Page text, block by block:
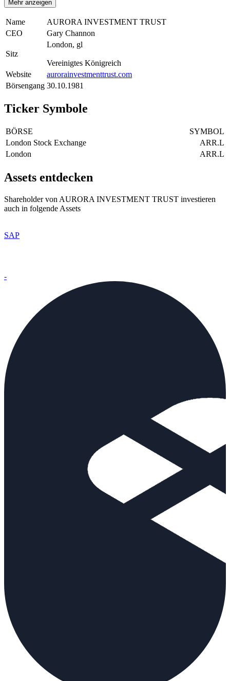
Mehr anzeigen
Name
AURORA INVESTMENT TRUST
CEO
Gary Channon
Sitz
London, gl
Vereinigtes Königreich
Website
aurorainvestmenttrust.com
Börsengang 30.10.1981
Ticker Symbole
BÖRSE
SYMBOL
London Stock Exchange
ARR.L
London
ARR.L
Assets entdecken
Shareholder von AURORA INVESTMENT TRUST investieren
auch in folgende Assets
SAP
-